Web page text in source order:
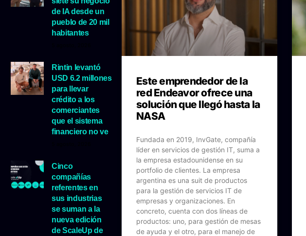
de IA desde un
pueblo de 20 mil
habitantes
Rintin levantó
USD 6.2 millones
para llevar
crédito a los
comerciantes
que el sistema
financiero no ve
Cinco
compañías
referentes en
sus industrias
se suman a la
nueva edición
de ScaleUp de
Este emprendedor de la
red Endeavor ofrece una
solución que llegó hasta la
NASA
Fundada en 2019, InvGate, compañía
líder en servicios de gestión IT, suma a
la empresa estadounidense en su
portfolio de clientes. La empresa
argentina es una suit de productos
para la gestión de servicios IT de
empresas y organizaciones. En
concreto, cuenta con dos líneas de
productos: uno, para gestión de mesas
de ayuda y el otro, para el manejo de